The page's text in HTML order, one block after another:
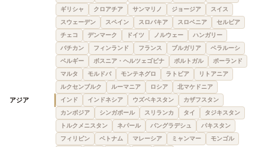
ギリシャ
クロアチア サンマリノ ジョージア
スイス
スウェーデン
スペイン スロバキア スロベニア
セルビア
チェコ
デンマーク ドイツ ノルウェー
ハンガリー
バチカン
フィンランド フランス ブルガリア
ベラルーシ
ベルギー
ボスニア・ヘルツェゴビナ ポルトガル
ポーランド
マルタ
モルドバ モンテネグロ ラトビア
リトアニア
ルクセンブルク
ルーマニア ロシア 北マケドニア
アジア インド インドネシア ウズベキスタン
カザフスタン
カンボジア
シンガポール スリランカ タイ
タジキスタン
トルクメニスタン
ネパール バングラデシュ
パキスタン
フィリピン
ベトナム マレーシア ミャンマー
モンゴル